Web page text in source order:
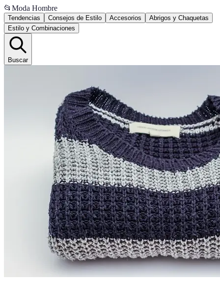
📂 Moda Hombre
Tendencias Consejos de Estilo Accesorios
Abrigos y Chaquetas
Estilo y Combinaciones
Buscar